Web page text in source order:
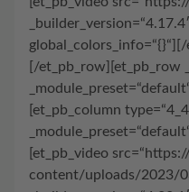
[/et_pb_row][et_pb_row
[et_pb_column
[et_pb_video
content/uploads/2023/